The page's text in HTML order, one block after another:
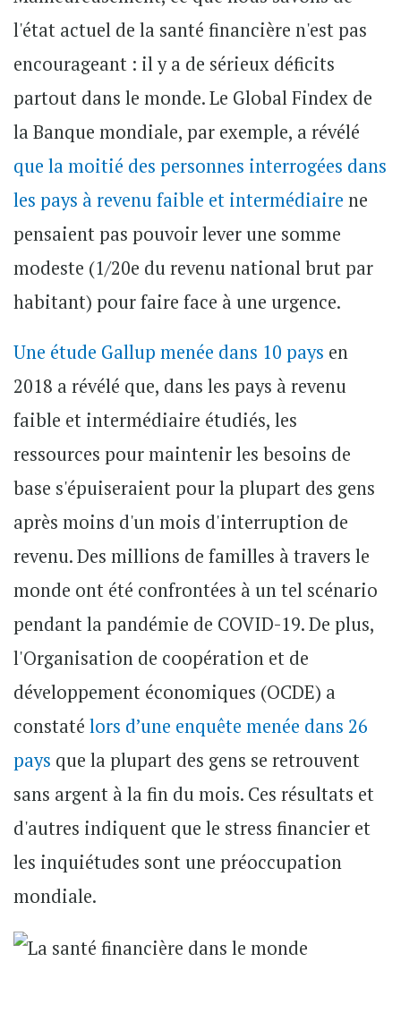
l'état actuel de la santé financière n'est pas
encourageant : il y a de sérieux déficits
partout dans le monde. Le Global Findex de
la Banque mondiale, par exemple, a révélé
que la moitié des personnes interrogées dans
les pays à revenu faible et intermédiaire ne
pensaient pas pouvoir lever une somme
modeste (1/20e du revenu national brut par
habitant) pour faire face à une urgence.
Une étude Gallup menée dans 10 pays en
2018 a révélé que, dans les pays à revenu
faible et intermédiaire étudiés, les
ressources pour maintenir les besoins de
base s'épuiseraient pour la plupart des gens
après moins d'un mois d'interruption de
revenu. Des millions de familles à travers le
monde ont été confrontées à un tel scénario
pendant la pandémie de COVID-19. De plus,
l'Organisation de coopération et de
développement économiques (OCDE) a
constaté lors d’une enquête menée dans 26
pays que la plupart des gens se retrouvent
sans argent à la fin du mois. Ces résultats et
d'autres indiquent que le stress financier et
les inquiétudes sont une préoccupation
mondiale.